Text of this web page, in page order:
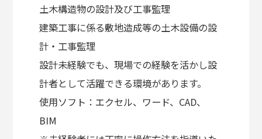
土木構造物の設計及び工事監理
建築工事に係る敷地造成等の土木設備の設
計・工事監理
設計未経験でも、現場での経験を活かし設
計者として活躍できる環境があります。
使用ソフト：エクセル、ワード、CAD、
BIM